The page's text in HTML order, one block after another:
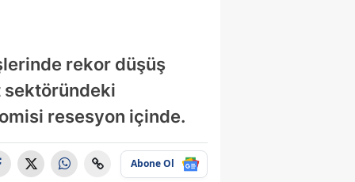
rekor düşüş
sektöründeki
resesyon içinde.
Abone Ol